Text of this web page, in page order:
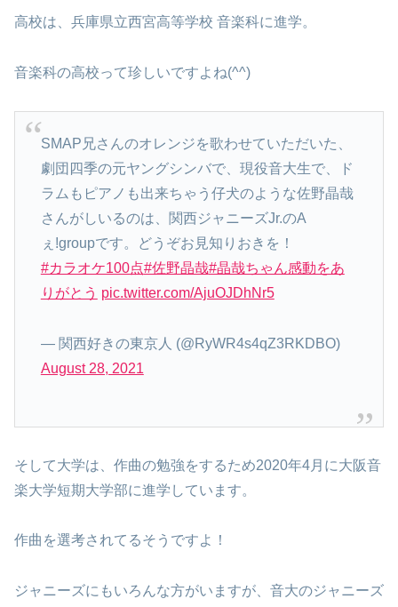
高校は、兵庫県立西宮高等学校 音楽科に進学。
音楽科の高校って珍しいですよね(^^)
SMAP兄さんのオレンジを歌わせていただいた、
劇団四季の元ヤングシンバで、現役音大生で、ド
ラムもピアノも出来ちゃう仔犬のような佐野晶哉
さんがしいるのは、関西ジャニーズJr.のA
ぇ!groupです。どうぞお見知りおきを！
#カラオケ100点#佐野晶哉#晶哉ちゃん感動をあ
りがとう pic.twitter.com/AjuOJDhNr5
— 関西好きの東京人 (@RyWR4s4qZ3RKDBO)
August 28, 2021
そして大学は、作曲の勉強をするため2020年4月に大阪音
楽大学短期大学部に進学しています。
作曲を選考されてるそうですよ！
ジャニーズにもいろんな方がいますが、音大のジャニーズ